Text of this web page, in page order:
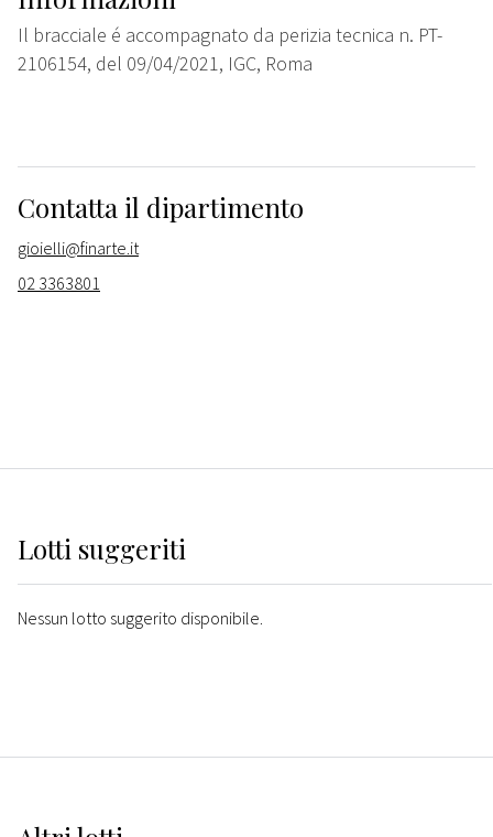
Il bracciale é accompagnato da perizia tecnica n. PT-
2106154, del 09/04/2021, IGC, Roma
Contatta il dipartimento
gioielli@finarte.it
02 3363801
Lotti suggeriti
Nessun lotto suggerito disponibile.